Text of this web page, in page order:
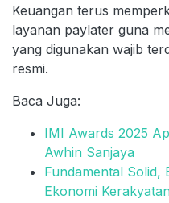
Keuangan terus
layanan paylater guna
yang digunakan wajib
resmi.
Baca Juga:
IMI Awards 2025
Awhin Sanjaya
Fundamental Solid,
Ekonomi